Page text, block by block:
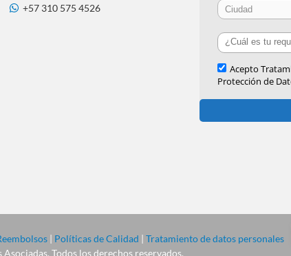
+57 310 575 4526
| Políticas de Calidad | Tratamiento de datos personales
Todos los derechos reservados.